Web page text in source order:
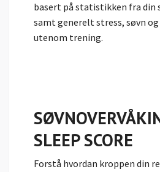
basert på statistikken fra
samt generelt stress, søvn
utenom trening.
SLEEP SCORE
Forstå hvordan kroppen din